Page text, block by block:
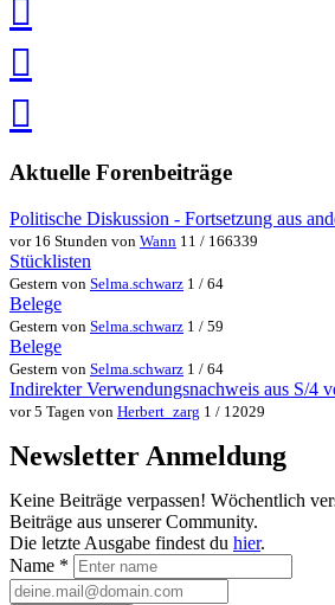
speichern
via
teilenteilen
Aktuelle Forenbeiträge
Politische Diskussion - Fortsetzung aus
vor 16 Stunden von Wann 11 / 166339
Stücklisten
Gestern von Selma.schwarz 1 / 64
Belege
Gestern von Selma.schwarz 1 / 59
Belege
Gestern von Selma.schwarz 1 / 64
Indirekter Verwendungsnachweis aus S/4
vor 5 Tagen von Herbert_zarg 1 / 12029
Newsletter Anmeldung
Keine Beiträge verpassen! Wöchentlich
Beiträge aus unserer Community.
Die letzte Ausgabe findest du hier.
Name *